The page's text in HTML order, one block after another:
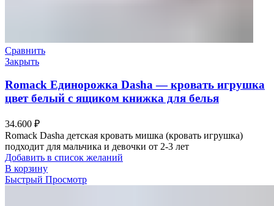
Сравнить
Закрыть
Romack Единорожка Dasha — кровать игрушка
цвет белый с ящиком книжка для белья
34.600 ₽
Romack Dasha детская кровать мишка (кровать игрушка)
подходит для мальчика и девочки от 2-3 лет
Добавить в список желаний
В корзину
Быстрый Просмотр